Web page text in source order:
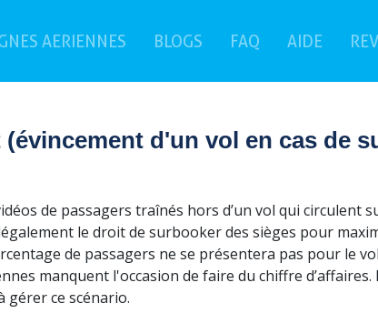
AERIENNES BLOGS FAQ(current)
AIDE
d'un vol en cas de
de passagers traînés hors d’un vol qui circulent
le droit de surbooker des sièges pour
de passagers ne se présentera pas pour le
manquent l'occasion de faire du chiffre
gérer ce scénario.